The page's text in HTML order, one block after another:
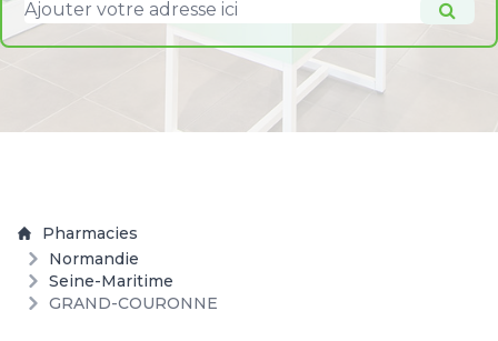
Pharmacies
Normandie
Seine-Maritime
GRAND-COURONNE